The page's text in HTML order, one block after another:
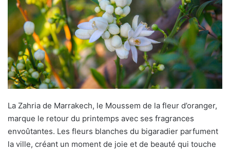
La Zahria de Marrakech, le Moussem de la fleur d’oranger,
marque le retour du printemps avec ses fragrances
envoûtantes. Les fleurs blanches du bigaradier parfument
la ville, créant un moment de joie et de beauté qui touche